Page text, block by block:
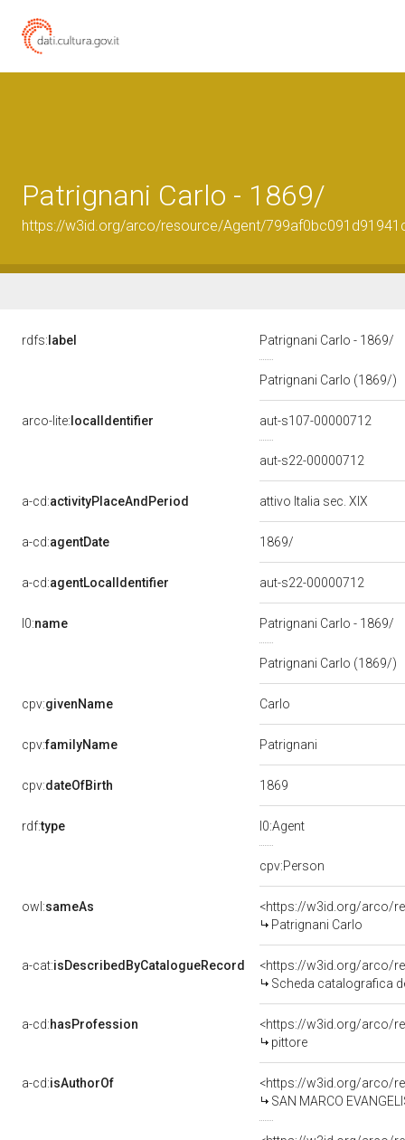
Patrignani Carlo - 1869/
https://w3id.org/arco/resource/Agent/
rdfs: label Patrignani Carlo - 1869/
Patrignani Carlo (1869/)
arco-lite: localIdentifier aut-s107-00000712
aut-s22-00000712
a-cd:activityPlaceAndPeriod attivo Italia sec. XIX
a-cd:agentDate 1869/
a-cd:agentLocalIdentifier aut-s22-00000712
l0:name Patrignani Carlo - 1869/
Patrignani Carlo (1869/)
cpv:givenName Carlo
cpv:familyName Patrignani
cpv:dateOfBirth 1869
rdf:type l0:Agent
cpv:Person
owl:sameAs
<https://w3id.org/arco/
Patrignani Carlo
a-cat:isDescribedByCatalogueRecord
<https://w3id.org/arco/
Scheda catalografica
a-cd:hasProfession
<https://w3id.org/arco/
pittore
a-cd:isAuthorOf
<https://w3id.org/arco/
SAN MARCO